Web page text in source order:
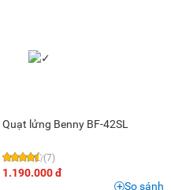
Quạt lửng Benny BF-42SL
(7)
1.190.000 đ
So sánh